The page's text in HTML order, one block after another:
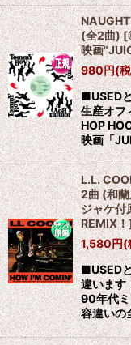
(全2曲)
映画
980円(
■USED
生産オフ
HOP
映画「
L.L.
2曲 (和
ジャケ付
REMIX
1,580円(
■USED
違います
90年代ミ
容違い